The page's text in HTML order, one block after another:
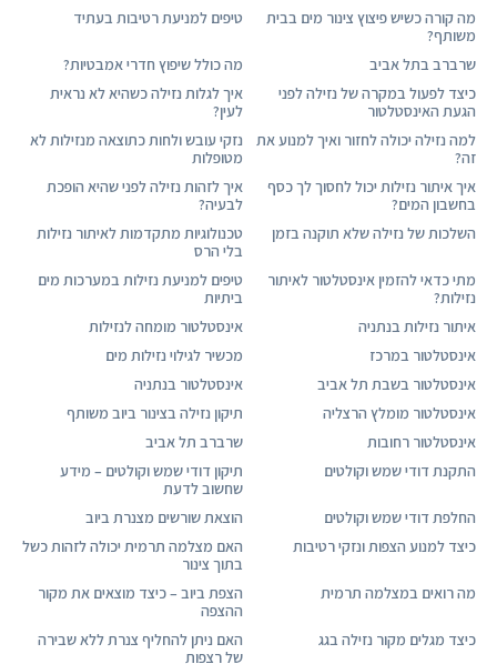
מה קורה כשיש פיצוץ צינור מים בבית
משותף?
טיפים למניעת רטיבות בעתיד
שרברב בתל אביב
מה כולל שיפוץ חדרי אמבטיות?
כיצד לפעול במקרה של נזילה לפני
הגעת האינסטלטור
איך לגלות נזילה כשהיא לא נראית
לעין?
למה נזילה יכולה לחזור ואיך למנוע את
זה?
נזקי עובש ולחות כתוצאה מנזילות לא
מטופלות
איך איתור נזילות יכול לחסוך לך כסף
בחשבון המים?
איך לזהות נזילה לפני שהיא הופכת
לבעיה?
השלכות של נזילה שלא תוקנה בזמן
טכנולוגיות מתקדמות לאיתור נזילות
בלי הרס
מתי כדאי להזמין אינסטלטור לאיתור
נזילות?
טיפים למניעת נזילות במערכות מים
ביתיות
איתור נזילות בנתניה
אינסטלטור מומחה לנזילות
אינסטלטור במרכז
מכשיר לגילוי נזילות מים
אינסטלטור בשבת תל אביב
אינסטלטור בנתניה
אינסטלטור מומלץ הרצליה
תיקון נזילה בצינור ביוב משותף
אינסטלטור רחובות
שרברב תל אביב
התקנת דודי שמש וקולטים
תיקון דודי שמש וקולטים – מידע
שחשוב לדעת
החלפת דודי שמש וקולטים
הוצאת שורשים מצנרת ביוב
כיצד למנוע הצפות ונזקי רטיבות
האם מצלמה תרמית יכולה לזהות כשל
בתוך צינור
מה רואים במצלמה תרמית
הצפת ביוב – כיצד מוצאים את מקור
ההצפה
כיצד מגלים מקור נזילה בגג
האם ניתן להחליף צנרת ללא שבירה
של רצפות